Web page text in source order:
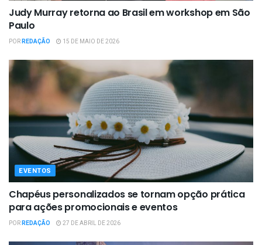
Judy Murray retorna ao Brasil em workshop em São
Paulo
PORREDAÇÃO 15 DE MAIO DE 2026
EVENTOS
Chapéus personalizados se tornam opção prática
para ações promocionais e eventos
PORREDAÇÃO 27 DE ABRIL DE 2026